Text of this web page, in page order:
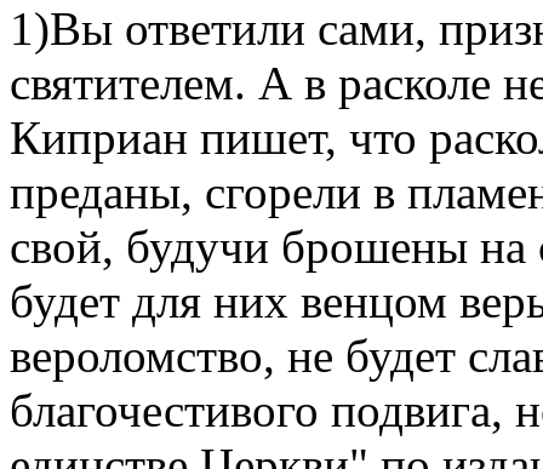
1)Вы ответили сами,
святителем. А в расколе
Киприан пишет, что
преданы, сгорели в
свой, будучи брошены на
будет для них венцом
вероломство, не будет
благочестивого